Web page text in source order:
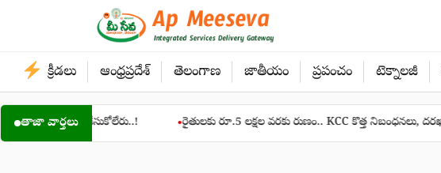
క్రీడలు ఆంధ్రప్రదేశ్ తెలంగాణ జాతీయం ప్రపంచం టెక్నాలజీ
తాజా వార్తలు
చేసుకోలేరు..! ●రైతులకు రూ.5 లక్షల వరకు రుణం.. KCC కొత్త నిబంధనలు, దరఖాస్తు విధానం